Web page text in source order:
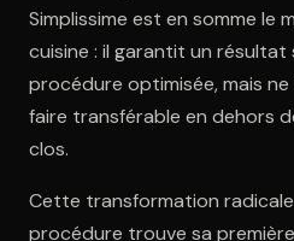
Simplissime est en somme le
cuisine : il garantit un résultat
procédure optimisée, mais
faire transférable en dehors
clos.
Cette transformation
procédure trouve sa